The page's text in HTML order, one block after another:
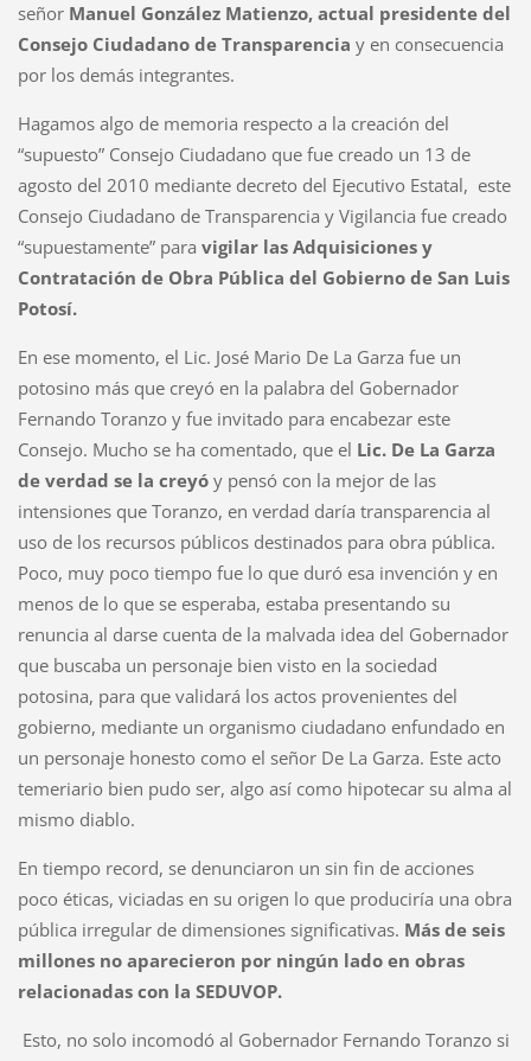
señor Manuel González Matienzo, actual presidente del
Consejo Ciudadano de Transparencia y en consecuencia
por los demás integrantes.
Hagamos algo de memoria respecto a la creación del
“supuesto” Consejo Ciudadano que fue creado un 13 de
agosto del 2010 mediante decreto del Ejecutivo Estatal, este
Consejo Ciudadano de Transparencia y Vigilancia fue creado
“supuestamente” para vigilar las Adquisiciones y
Contratación de Obra Pública del Gobierno de San Luis
Potosí.
En ese momento, el Lic. José Mario De La Garza fue un
potosino más que creyó en la palabra del Gobernador
Fernando Toranzo y fue invitado para encabezar este
Consejo. Mucho se ha comentado, que el Lic. De La Garza
de verdad se la creyóy pensó con la mejor de las
intensiones que Toranzo, en verdad daría transparencia al
uso de los recursos públicos destinados para obra pública.
Poco, muy poco tiempo fue lo que duró esa invención y en
menos de lo que se esperaba, estaba presentando su
renuncia al darse cuenta de la malvada idea del Gobernador
que buscaba un personaje bien visto en la sociedad
potosina, para que validará los actos provenientes del
gobierno, mediante un organismo ciudadano enfundado en
un personaje honesto como el señor De La Garza. Este acto
temeriario bien pudo ser, algo así como hipotecar su alma al
mismo diablo.
En tiempo record, se denunciaron un sin fin de acciones
poco éticas, viciadas en su origen lo que produciría una obra
pública irregular de dimensiones significativas. Más de seis
millones no aparecieron por ningún lado en obras
relacionadas con la SEDUVOP.
Esto, no solo incomodó al Gobernador Fernando Toranzo si